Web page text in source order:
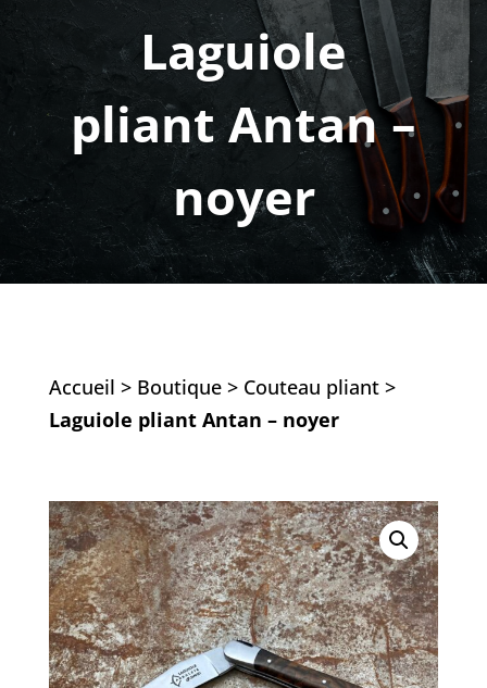
Laguiole
pliant Antan –
noyer
Accueil > Boutique> Couteau pliant>
Laguiole pliant Antan – noyer